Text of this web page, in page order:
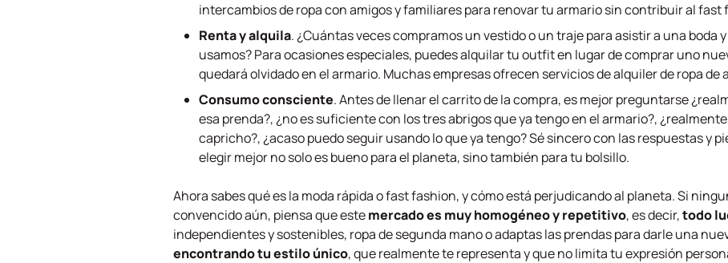
intercambios de ropa con amigos y familiares para renovar tu armario sin contribuir al fast
Renta y alquila. ¿Cuántas veces compramos un vestido o un traje para asistir a una boda
usamos? Para ocasiones especiales, puedes alquilar tu outfit en lugar de comprar uno
quedará olvidado en el armario. Muchas empresas ofrecen servicios de alquiler de ropa de
Consumo consciente. Antes de llenar el carrito de la compra, es mejor preguntarse
esa prenda?, ¿no es suficiente con los tres abrigos que ya tengo en el armario?,
capricho?, ¿acaso puedo seguir usando lo que ya tengo? Sé sincero con las respuestas y
elegir mejor no solo es bueno para el planeta, sino también para tu bolsillo.
Ahora sabes qué es la moda rápida o fast fashion, y cómo está perjudicando al planeta. Si
convencido aún, piensa que estemercado es muy homogéneo y repetitivo, es decir,todo
independientes y sostenibles, ropa de segunda mano o adaptas las prendas para darle una
encontrando tu estilo único, que realmente te representa y que no limita tu expresión